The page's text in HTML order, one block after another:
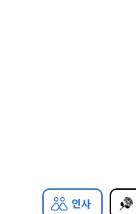
인사